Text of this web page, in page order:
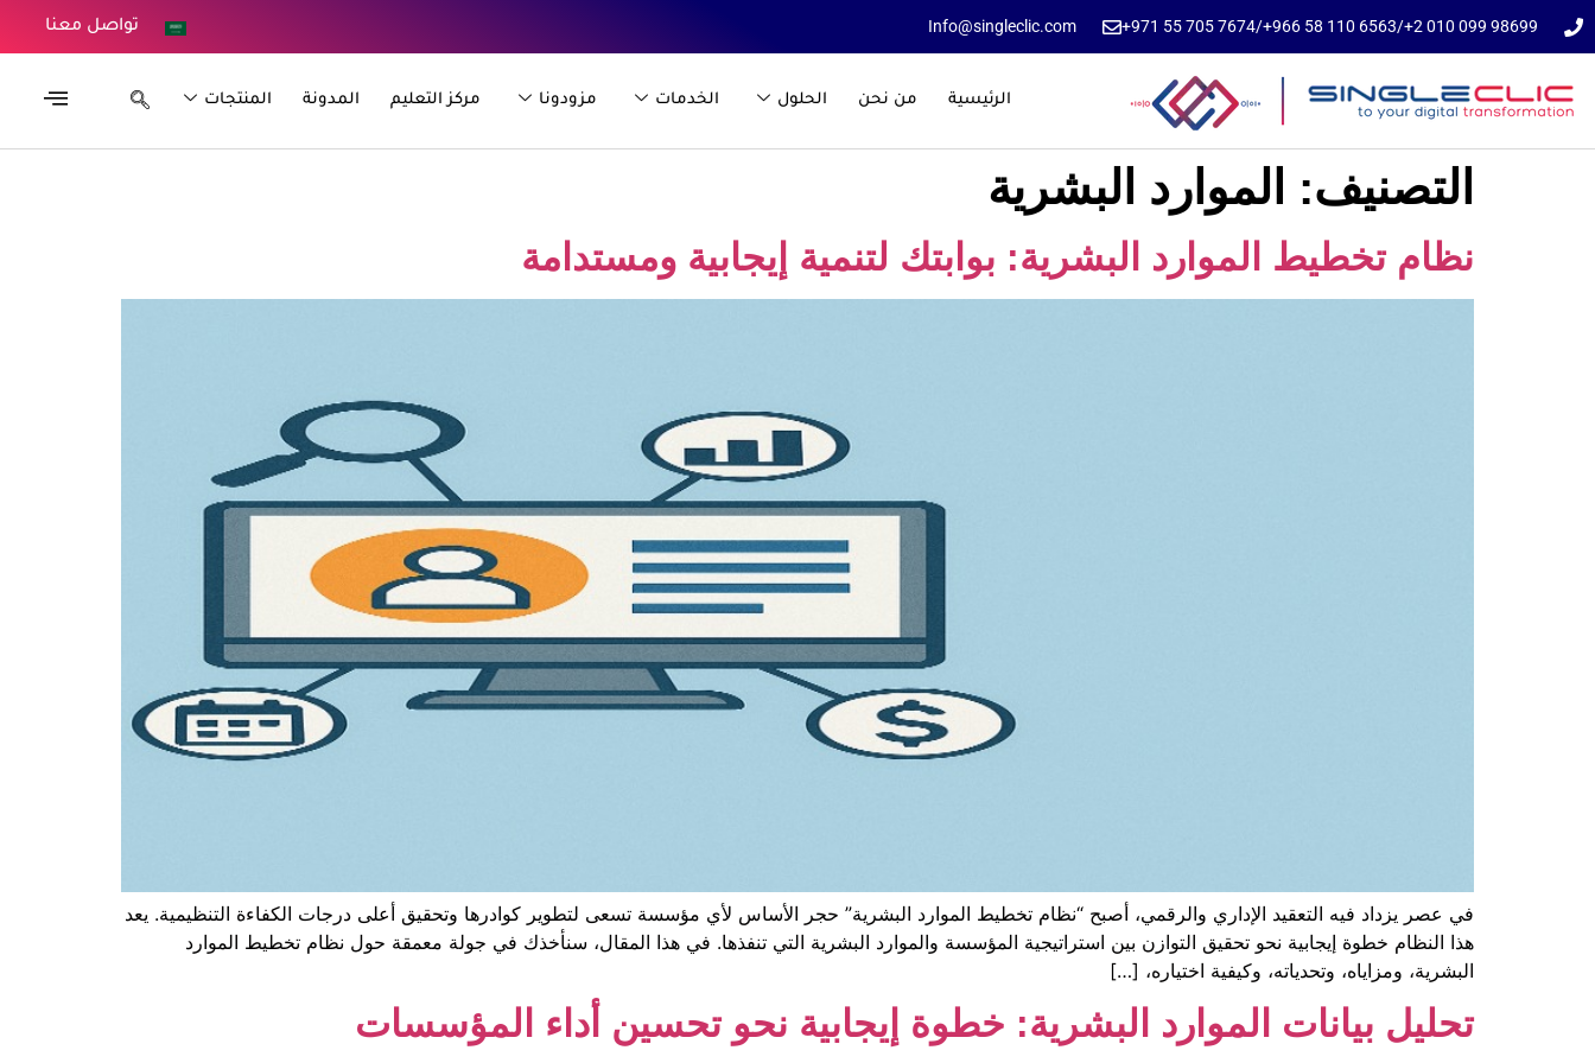
⁦+2 010 099 98699⁩
⁦/⁩
⁦+966 58 110 6563⁩
/
⁦+971 55 705 7674⁩
Info@singleclic.com تواصل معنا
الرئيسية من نحن الحلول الخدمات مزودونا مركز التعليم المدونة المنتجات
التصنيف: الموارد البشرية
نظام تخطيط الموارد البشرية: بوابتك لتنمية إيجابية ومستدامة
في عصر يزداد فيه التعقيد الإداري والرقمي، أصبح “نظام تخطيط الموارد البشرية” حجر الأساس لأي مؤسسة تسعى لتطوير كوادرها وتحقيق أعلى درجات الكفاءة التنظيمية. يعد
هذا النظام خطوة إيجابية نحو تحقيق التوازن بين استراتيجية المؤسسة والموارد البشرية التي تنفذها. في هذا المقال، سنأخذك في جولة معمقة حول نظام تخطيط الموارد
البشرية، ومزاياه، وتحدياته، وكيفية اختياره، […]
تحليل بيانات الموارد البشرية: خطوة إيجابية نحو تحسين أداء المؤسسات